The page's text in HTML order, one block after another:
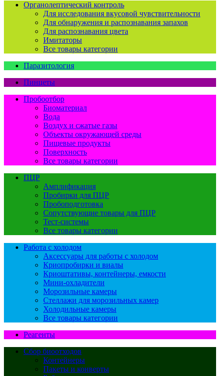
Органолептический контроль
Для исследования вкусовой чувствительности
Для обнаружения и распознавания запахов
Для распознавания цвета
Имитаторы
Все товары категории
Паразитология
Пинцеты
Пробоотбор
Биоматериал
Вода
Воздух и сжатые газы
Объекты окружающей среды
Пищевые продукты
Поверхность
Все товары категории
ПЦР
Амплификация
Пробирки для ПЦР
Пробоподготовка
Сопутствующие товары для ПЦР
Тест-системы
Все товары категории
Работа с холодом
Аксессуары для работы с холодом
Криопробирки и виалы
Криоштативы, контейнеры, емкости
Мини-охладители
Морозильные камеры
Стеллажи для морозильных камер
Холодильные камеры
Все товары категории
Реагенты
Сбор биоотходов
Контейнеры
Пакеты и конверты